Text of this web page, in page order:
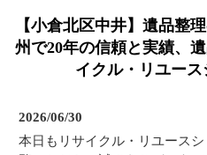
【小倉北区中井】遺品整理の無料お見積りへ！北九
州で20年の信頼と実績、
イクル・リユー
2026/06/30
本日もリサイクル・リユース